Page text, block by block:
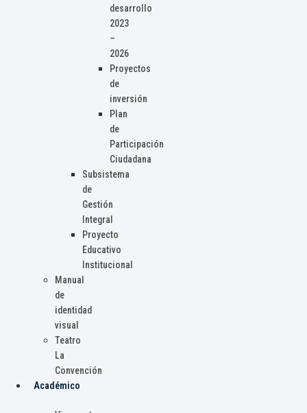
desarrollo
2023
–
2026
Proyectos
de
inversión
Plan
de
Participación
Ciudadana
Subsistema
de
Gestión
Integral
Proyecto
Educativo
Institucional
Manual
de
identidad
visual
Teatro
La
Convención
Académico